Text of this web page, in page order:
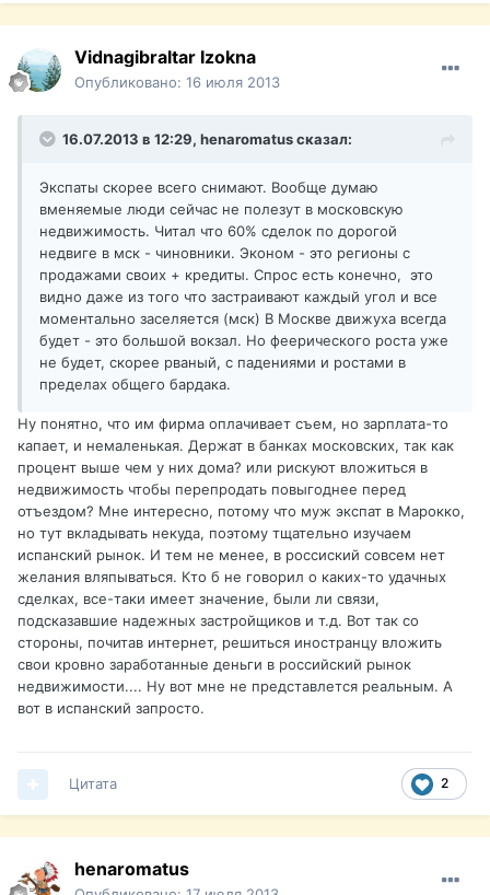
Vidnagibraltar Izokna
Опубликовано: 16 июля 2013
16.07.2013 в 12:29, henaromatus сказал:
Экспаты скорее всего снимают. Вообще думаю
вменяемые люди сейчас не полезут в московскую
недвижимость. Читал что 60% сделок по дорогой
недвиге в мск - чиновники. Эконом - это регионы с
продажами своих + кредиты. Спрос есть конечно, это
видно даже из того что застраивают каждый угол и все
моментально заселяется (мск) В Москве движуха всегда
будет - это большой вокзал. Но феерического роста уже
не будет, скорее рваный, с падениями и ростами в
пределах общего бардака.
Ну понятно, что им фирма оплачивает съем, но зарплата-то
капает, и немаленькая. Держат в банках московских, так как
процент выше чем у них дома? или рискуют вложиться в
недвижимость чтобы перепродать повыгоднее перед
отъездом? Мне интересно, потому что муж экспат в Марокко,
но тут вкладывать некуда, поэтому тщательно изучаем
испанский рынок. И тем не менее, в россиский совсем нет
желания вляпываться. Кто б не говорил о каких-то удачных
сделках, все-таки имеет значение, были ли связи,
подсказавшие надежных застройщиков и т.д. Вот так со
стороны, почитав интернет, решиться иностранцу вложить
свои кровно заработанные деньги в российский рынок
недвижимости.... Ну вот мне не представлется реальным. А
вот в испанский запросто.
2
Цитата
henaromatus